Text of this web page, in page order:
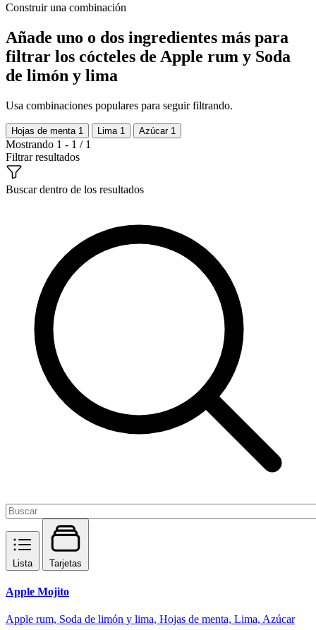
Construir una combinación
Añade uno o dos ingredientes más para
filtrar los cócteles de Apple rum y Soda
de limón y lima
Usa combinaciones populares para seguir filtrando.
Hojas de menta 1 Lima 1 Azúcar 1
Mostrando 1 - 1 / 1
Filtrar resultados
Buscar dentro de los resultados
Lista Tarjetas
Apple Mojito
Apple rum, Soda de limón y lima, Hojas de menta, Lima, Azúcar